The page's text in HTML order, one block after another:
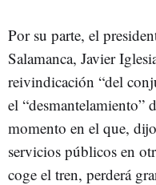
Por su parte, el
Salamanca, Javier
reivindicación “del
el “desmantelamiento”
momento en el que,
servicios públicos en
coge el tren, perderá